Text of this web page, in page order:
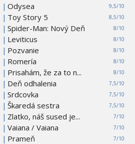
| 9,5/10
Odysea
|
8,5/10
Toy Story 5
|
8/10
Spider-Man: Nový Deň
|
8/10
Leviticus
|
8/10
Pozvanie
|
8/10
Romería
|
8/10
Prisahám, že za to n...
|
7,5/10
Deň odhalenia
|
7,5/10
Srdcovka
|
7,5/10
Škaredá sestra
|
7/10
Zlatko, náš sused je...
|
7/10
Vaiana / Vaiana
|
7/10
Prameň